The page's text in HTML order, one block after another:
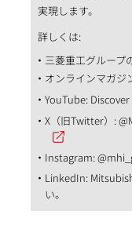
実現します。
詳しくは:
三菱重工グループ
オンラインマガジ
YouTube: Discover
X（旧Twitter）:
Instagram:
LinkedIn:
い。